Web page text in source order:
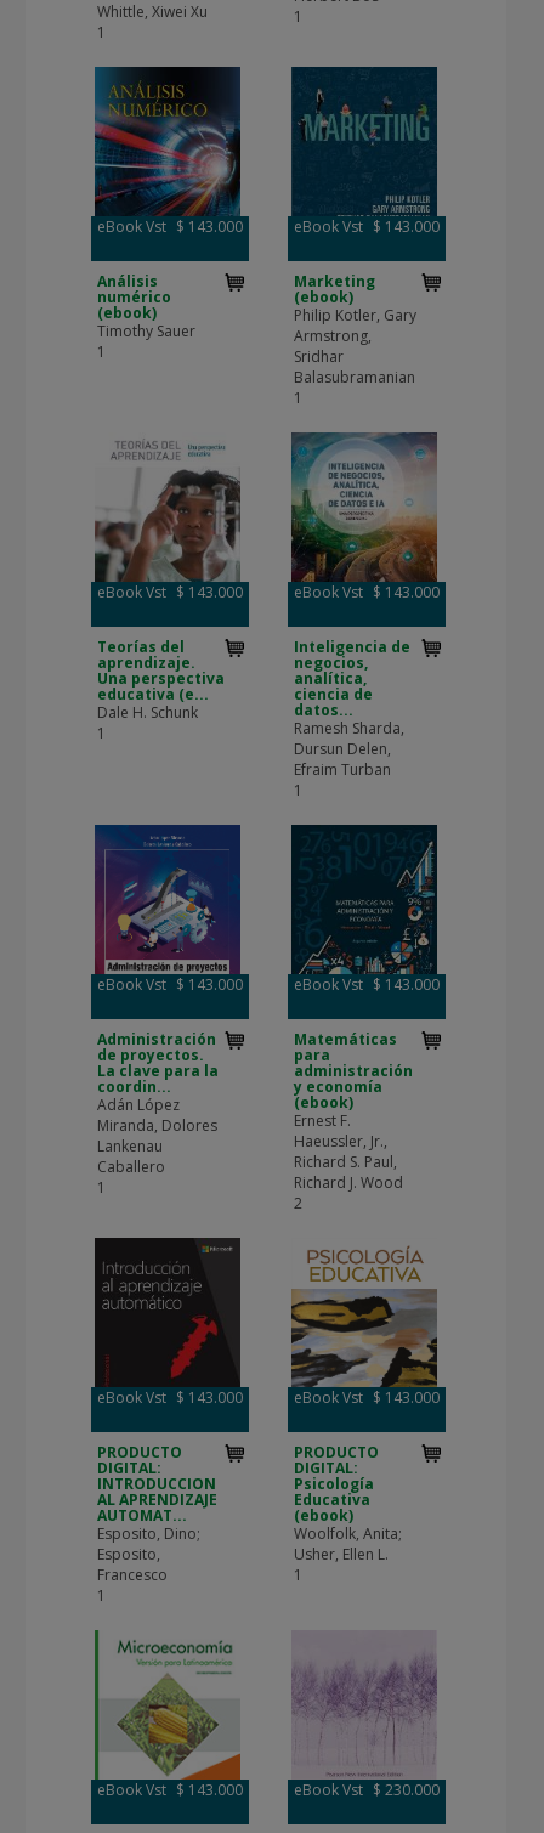
Whittle, Xiwei Xu
1
1
eBook Vst $ 143.000
Análisis
numérico
(ebook)
Timothy Sauer
1
eBook Vst $ 143.000
Marketing
(ebook)
Philip Kotler, Gary
Armstrong,
Sridhar
Balasubramanian
1
eBook Vst $ 143.000
Teorías del
aprendizaje.
Una perspectiva
educativa (e...
Dale H. Schunk
1
eBook Vst $ 143.000
Inteligencia de
negocios,
analítica,
ciencia de
datos...
Ramesh Sharda,
Dursun Delen,
Efraim Turban
1
eBook Vst $ 143.000
Administración
de proyectos.
La clave para la
coordin...
Adán López
Miranda, Dolores
Lankenau
Caballero
1
eBook Vst $ 143.000
Matemáticas
para
administración
y economía
(ebook)
Ernest F.
Haeussler, Jr.,
Richard S. Paul,
Richard J. Wood
2
eBook Vst $ 143.000
PRODUCTO
DIGITAL:
INTRODUCCION
AL APRENDIZAJE
AUTOMAT...
Esposito, Dino;
Esposito,
Francesco
1
eBook Vst $ 143.000
PRODUCTO
DIGITAL:
Psicología
Educativa
(ebook)
Woolfolk, Anita;
Usher, Ellen L.
1
eBook Vst $ 143.000 eBook Vst $ 230.000